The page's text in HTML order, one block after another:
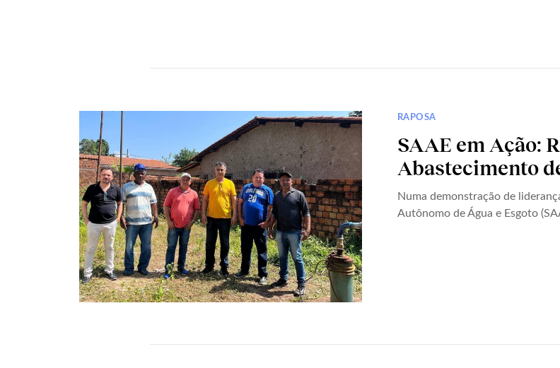
RAPOSA
SAAE em Ação:
Abastecimento
Numa demonstração de
Autônomo de Água e Esgoto